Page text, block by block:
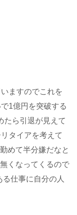
ますのでこれを
1億円を突破する
たら引退が見えて
タイアを考えて
めて半分嫌だなと
くなってくるので
仕事に自分の人